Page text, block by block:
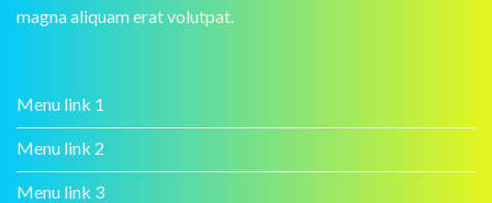
magna aliquam erat volutpat.
Menu link 1
Menu link 2
Menu link 3